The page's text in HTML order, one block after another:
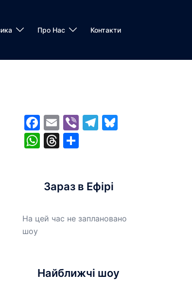
Про Нас Контакти
Facebook
EmailViberTelegram
Bluesky
WhatsApp
Threads
Share
Зараз в Ефірі
На цей час не заплановано
шоу
Найближчі шоу